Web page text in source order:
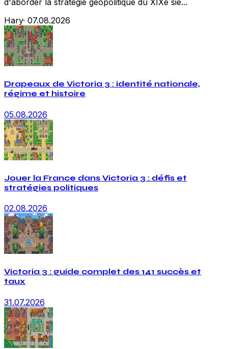
d'aborder la stratégie géopolitique du XIXe siè...
Hary· 07.08.2026
Drapeaux de Victoria 3 : identité nationale,
régime et histoire
05.08.2026
Jouer la France dans Victoria 3 : défis et
stratégies politiques
02.08.2026
Victoria 3 : guide complet des 141 succès et
taux
31.07.2026